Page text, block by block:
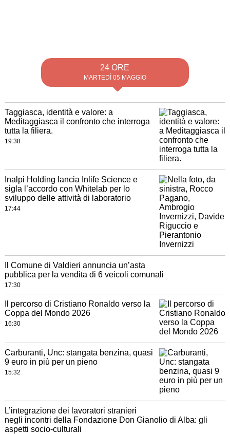
24 ORE
MARTEDÌ 05 MAGGIO
Taggiasca, identità e valore: a
Meditaggiasca il confronto che interroga
tutta la filiera.
19:38
Inalpi Holding lancia Inlife Science e
sigla l’accordo con Whitelab per lo
sviluppo delle attività di laboratorio
17:44
Il Comune di Valdieri annuncia un’asta
pubblica per la vendita di 6 veicoli comunali
17:30
Il percorso di Cristiano Ronaldo verso la
Coppa del Mondo 2026
16:30
Carburanti, Unc: stangata benzina, quasi
9 euro in più per un pieno
15:32
L’integrazione dei lavoratori stranieri
negli incontri della Fondazione Don Gianolio di Alba: gli
aspetti socio-culturali